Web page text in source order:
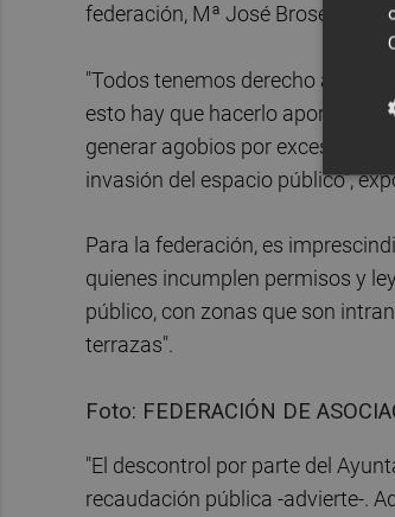
federación, Mª José Broseta.
"Todos tenemos derecho a
esto hay que hacerlo aportando
generar agobios por exceso de
invasión del espacio público",
Para la federación, es
quienes incumplen permisos y
público, con zonas que son
terrazas".
Foto: FEDERACIÓN DE
"El descontrol por parte del
recaudación pública -advierte-.